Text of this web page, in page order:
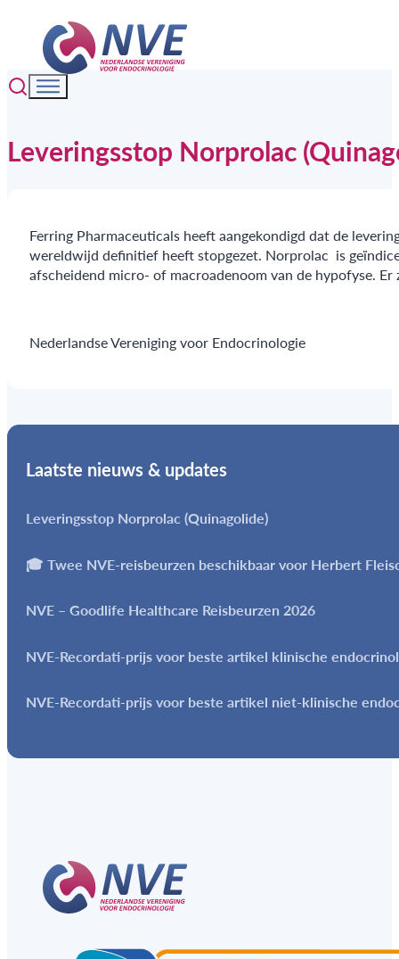
Leveringsstop Norprolac
Ferring Pharmaceuticals heeft aangekondigd dat de
wereldwijd definitief heeft stopgezet. Norprolac is
afscheidend micro- of macroadenoom van de hypofyse.
Nederlandse Vereniging voor Endocrinologie
Laatste nieuws & updates
Leveringsstop Norprolac (Quinagolide)
🎓 Twee NVE-reisbeurzen beschikbaar voor Herbert
NVE – Goodlife Healthcare Reisbeurzen 2026
NVE-Recordati-prijs voor beste artikel klinische
NVE-Recordati-prijs voor beste artikel niet-klinische